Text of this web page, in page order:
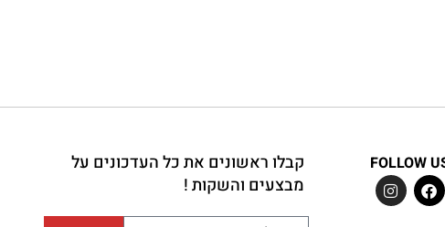
FOLLOW
קבלו ראשונים את כל העדכונים על
מבצעים והשקות !